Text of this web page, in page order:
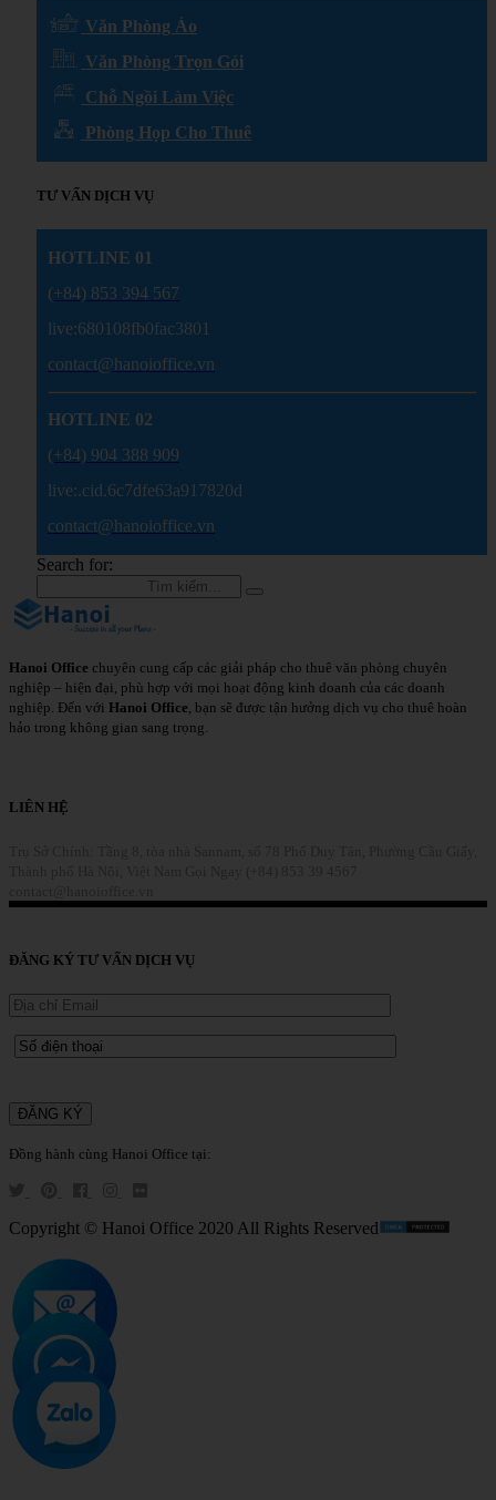
Văn Phòng Ảo
Văn Phòng Trọn Gói
Chỗ Ngồi Làm Việc
Phòng Họp Cho Thuê
TƯ VẤN DỊCH VỤ
HOTLINE 01
(+84) 853 394 567
live:680108fb0fac3801
contact@hanoioffice.vn
HOTLINE 02
(+84) 904 388 909
live:.cid.6c7dfe63a917820d
contact@hanoioffice.vn
Search for:
Hanoi Office chuyên cung cấp các giải pháp cho thuê văn phòng chuyên
nghiệp – hiện đại, phù hợp với mọi hoạt động kinh doanh của các doanh
nghiệp. Đến với Hanoi Office , bạn sẽ được tận hưởng dịch vụ cho thuê hoàn
hảo trong không gian sang trọng.
LIÊN HỆ
ĐĂNG KÝ TƯ VẤN DỊCH VỤ
Đồng hành cùng Hanoi Office tại:
Copyright © Hanoi Office 2020 All Rights Reserved